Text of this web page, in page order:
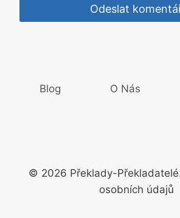
Blog O Nás
© 2026 Překlady-
osobních údajů